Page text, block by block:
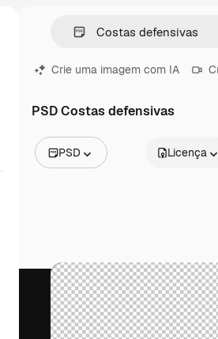
Crie uma imagem com IA
PSD Costas defensivas
PSD
Vídeos
Clipes de vídeo
Animações
Modelos de vídeos
Ícones
Modelos 3D
Licença